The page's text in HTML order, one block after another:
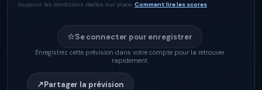
toujours les conditions réelles sur place. Comment lire les scores
☆Se connecter pour enregistrer
Enregistrez cette prévision dans votre compte pour la retrouver
rapidement.
↗Partager la prévision